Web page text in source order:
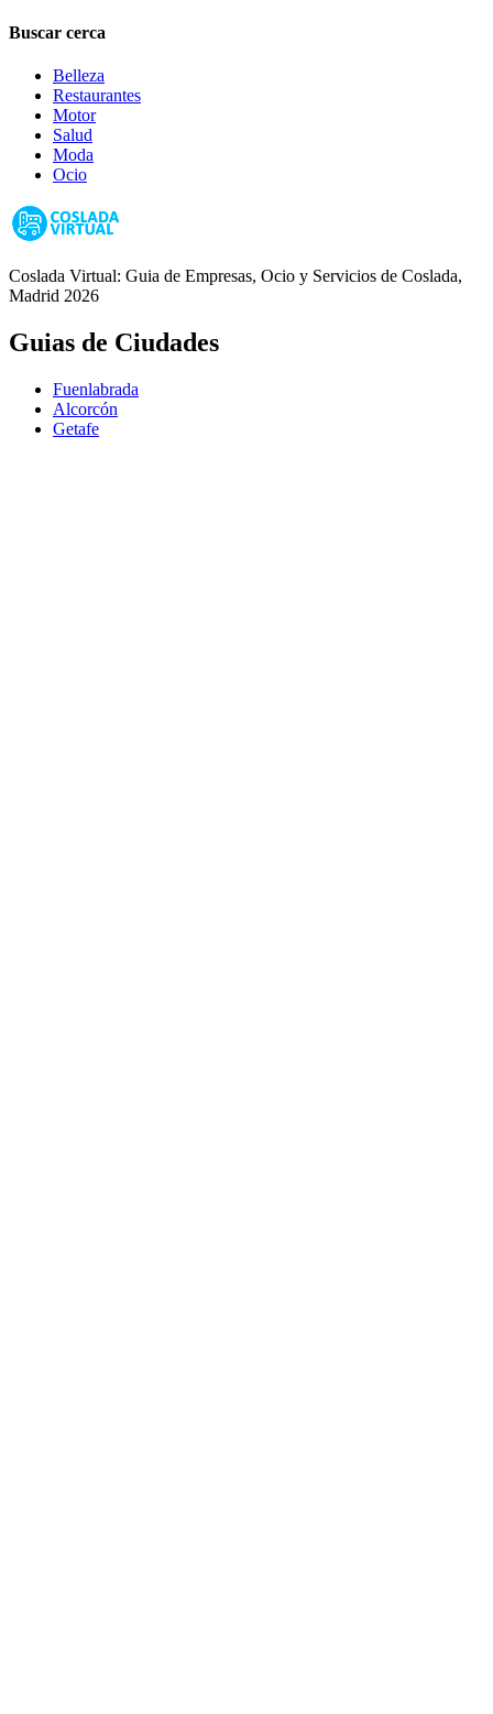
Buscar cerca
Belleza
Restaurantes
Motor
Salud
Moda
Ocio
Coslada Virtual: Guia de Empresas, Ocio y Servicios de Coslada,
Madrid 2026
Guias de Ciudades
Fuenlabrada
Alcorcón
Getafe